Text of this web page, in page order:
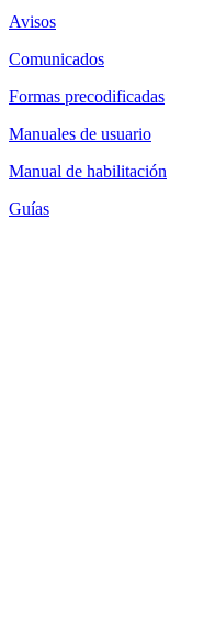
Avisos
Comunicados
Formas precodificadas
Manuales de usuario
Manual de habilitación
Guías